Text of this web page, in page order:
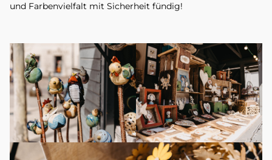
und Farbenvielfalt mit Sicherheit fündig!